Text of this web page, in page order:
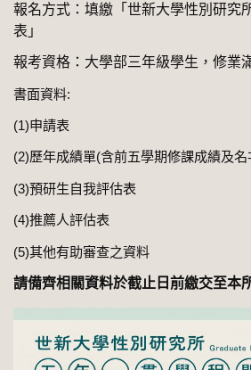
報名方式：填繳「世新大學性別研究
表」
報考資格：大學部三年級學生，修業
書面資料:
(1)申請表
(2)歷年成績單(含前五學期修課成績及名
(3)預研生自我評估表
(4)推薦人評估表
(5)其他有助審查之資料
請備齊相關資料於截止日前繳交至本